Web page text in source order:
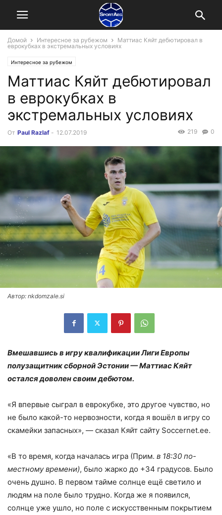
Домой Интересное за рубежом
Маттиас Кяйт дебютировал в
еврокубках в экстремальных условиях
Интересное за рубежом
Маттиас Кяйт дебютировал
в еврокубках в
экстремальных условиях
От Paul Razlaf - 12.07.2019 0
219
Автор: nkdomzale.si
Вмешавшись в игру квалификации Лиги Европы
полузащитник сборной Эстонии — Маттиас Кяйт
остался доволен своим дебютом.
«Я впервые сыграл в еврокубке, это другое чувство, но
не было какой-то нервозности, когда я вошёл в игру со
скамейки запасных», — сказал Кяйт сайту Soccernet.ee.
«В то время, когда началась игра (Прим. в 18:30 по-
местному времени), было жарко до +34 градусов. Было
очень душно. В первом тайме солнце ещё светило и
людям на поле было трудно. Когда же я появился,
солнце уже ушло, но поле с искусственным покрытием